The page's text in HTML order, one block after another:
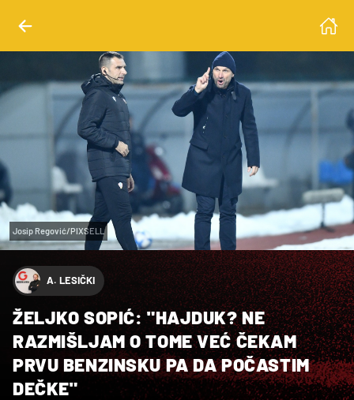
Josip Regović/PIXSELL
A. LESIČKI
ŽELJKO SOPIĆ: "HAJDUK? NE
RAZMIŠLJAM O TOME VEĆ ČEKAM
PRVU BENZINSKU PA DA POČASTIM
DEČKE"